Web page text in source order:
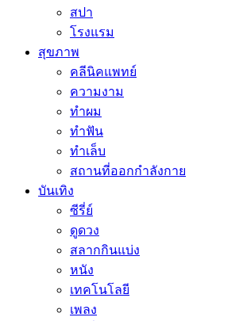
สปา
โรงแรม
สุขภาพ
คลีนิคแพทย์
ความงาม
ทำผม
ทำฟัน
ทำเล็บ
สถานที่ออกกำลังกาย
บันเทิง
ซีรี่ย์
ดูดวง
สลากกินแบ่ง
หนัง
เทคโนโลยี
เพลง